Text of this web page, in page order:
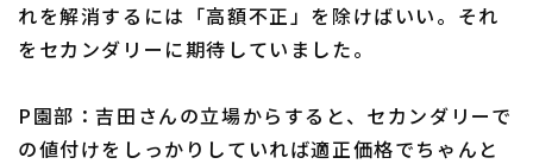
れを解消するには「高額不正」を除けばいい。それ
をセカンダリーに期待していました。
P園部：吉田さんの立場からすると、セカンダリーで
の値付けをしっかりしていれば適正価格でちゃんと